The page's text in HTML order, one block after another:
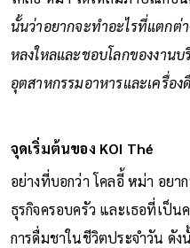
นั้นว่าอยากจะทำอะไรที่แตกต่
หลงใหลและชอบโลกของงานบ
อุตสาหกรรมอาหารและเครื่อง
จุดเริ่มต้นของ KOI Thé
อย่างที่บอกว่า โคลอี้ หม่า อยา
ธุรกิจครอบครัว และเธอที่เป็
การดื่มชาในชีวิตประจำวัน ดัง